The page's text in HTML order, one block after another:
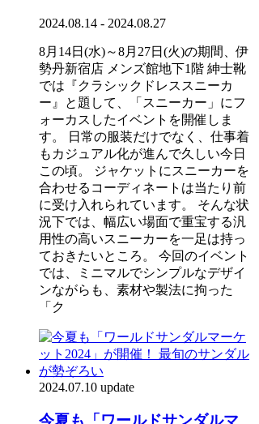
2024.08.14 - 2024.08.27
8月14日(水)～8月27日(火)の期間、伊
勢丹新宿店 メンズ館地下1階 紳士靴
では『クラシックドレススニーカ
ー』と題して、「スニーカー」にフ
ォーカスしたイベントを開催しま
す。 日常の服装だけでなく、仕事着
もカジュアル化が進んで久しい今日
この頃。 ジャケットにスニーカーを
合わせるコーディネートは当たり前
に受け入れられています。 そんな状
況下では、幅広い場面で重宝する汎
用性の高いスニーカーを一足は持っ
ておきたいところ。 今回のイベント
では、ミニマルでシンプルなデザイ
ンながらも、素材や製法に拘った
「ク
2024.07.10 update
今夏も「ワールドサンダルマ